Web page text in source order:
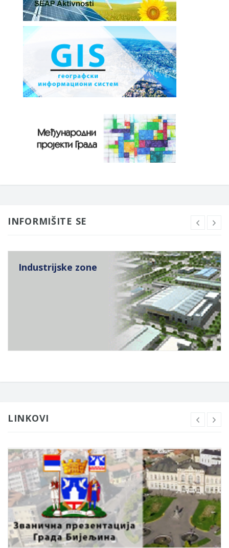
INFORMIŠITE SE
Industrijske zone
LINKOVI